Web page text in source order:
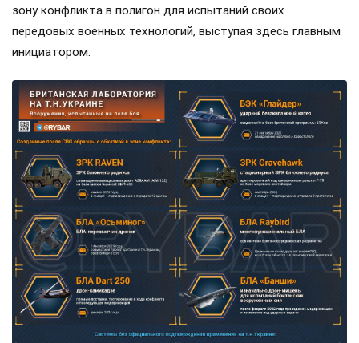
зону конфликта в полигон для испытаний своих
передовых военных технологий, выступая здесь главным
инициатором.